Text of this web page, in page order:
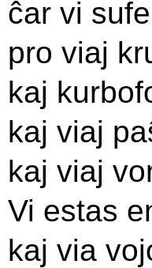
ĉar vi
pro viaj
kaj
kaj viaj
kaj viaj
Vi estas
kaj via